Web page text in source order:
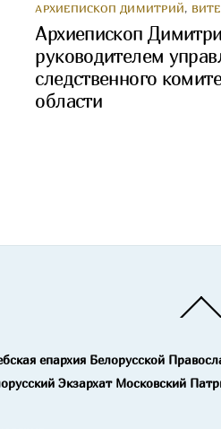
АРХИЕПИСКОП ДИМИТРИЙ,
Архиепископ
руководителем
следственного
области
епархия Белорусской
Экзархат Московский